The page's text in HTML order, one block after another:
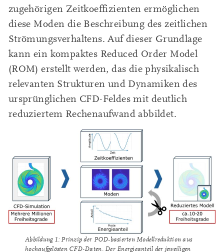
zugehörigen Zeitkoeffizienten ermöglichen
diese Moden die Beschreibung des zeitlichen
Strömungsverhaltens. Auf dieser Grundlage
kann ein kompaktes Reduced Order Model
(ROM) erstellt werden, das die physikalisch
relevanten Strukturen und Dynamiken des
ursprünglichen CFD-Feldes mit deutlich
reduziertem Rechenaufwand abbildet.
Abbildung 1: Prinzip der POD-basierten Modellreduktion aus
hochaufgelösten CFD-Daten. Der Energieanteil der jeweiligen